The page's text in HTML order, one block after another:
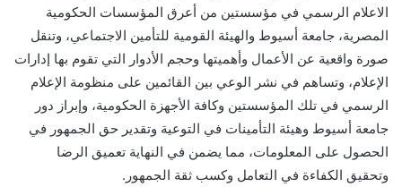
الاعلام الرسمي في مؤسستين من أعرق المؤسسات الحكومية
المصرية، جامعة أسيوط والهيئة القومية للتأمين الاجتماعي، وتنقل
صورة واقعية عن الأعمال وأهميتها وحجم الأدوار التي تقوم بها إدارات
الإعلام، وتساهم في نشر الوعي بين القائمين على منظومة الإعلام
الرسمي في تلك المؤسستين وكافة الأجهزة الحكومية، وإبراز دور
جامعة أسيوط وهيئة التأمينات في التوعية وتقدير حق الجمهور في
الحصول على المعلومات، مما يضمن في النهاية تعميق الرضا
وتحقيق الكفاءة في التعامل وكسب ثقة الجمهور.